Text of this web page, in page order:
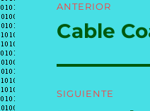
de
ANTERIOR
Entrada
Cable
SIGUIENTE